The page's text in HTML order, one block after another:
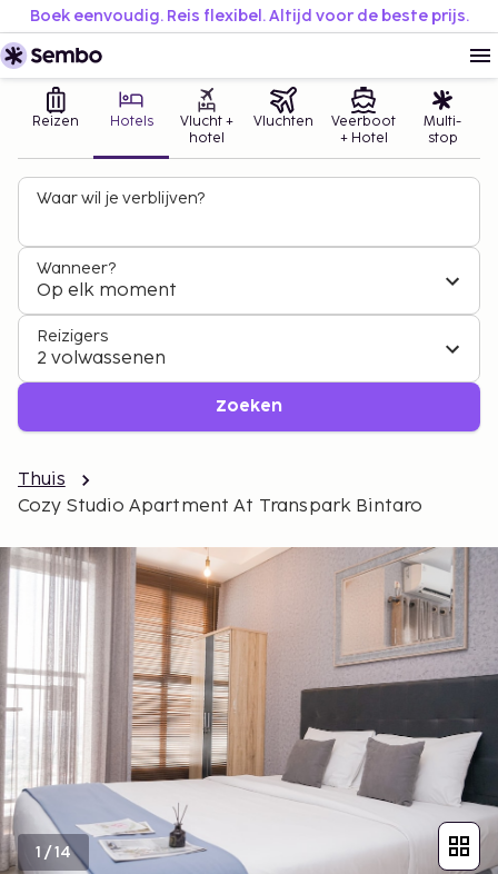
Boek eenvoudig. Reis flexibel. Altijd voor de beste prijs.
Reizen Hotels
Vlucht +
hotel
Vluchten
Veerboot
+ Hotel
Multi-
stop
Waar wil je verblijven?
Wanneer?
Op elk moment
Reizigers
2 volwassenen
Zoeken
Thuis
Cozy Studio Apartment At Transpark Bintaro
1 /14